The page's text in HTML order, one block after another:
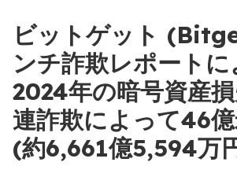
ビットゲット
ンチ詐欺レポートに
2024年の暗号資産
連詐欺によって46
(約6,661億5,594万